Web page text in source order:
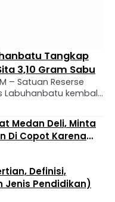
Tangkap
3,10 Gram Sabu
– Satuan Reserse
Labuhanbatu kembali
jenis sabu di
MTS alias
operasi yang
Kecamatan Aek
Selasa (4/8/2026)
dilakukan oleh Tim
Medan Deli, Minta
Di Copot Karena
Definisi,
Jenis Pendidikan)